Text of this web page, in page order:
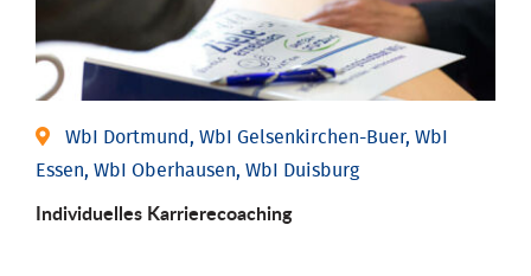
WbI Dortmund, WbI Gelsenkirchen-Buer, WbI
Essen, WbI Oberhausen, WbI Duisburg
Individu­elles Karrierecoaching